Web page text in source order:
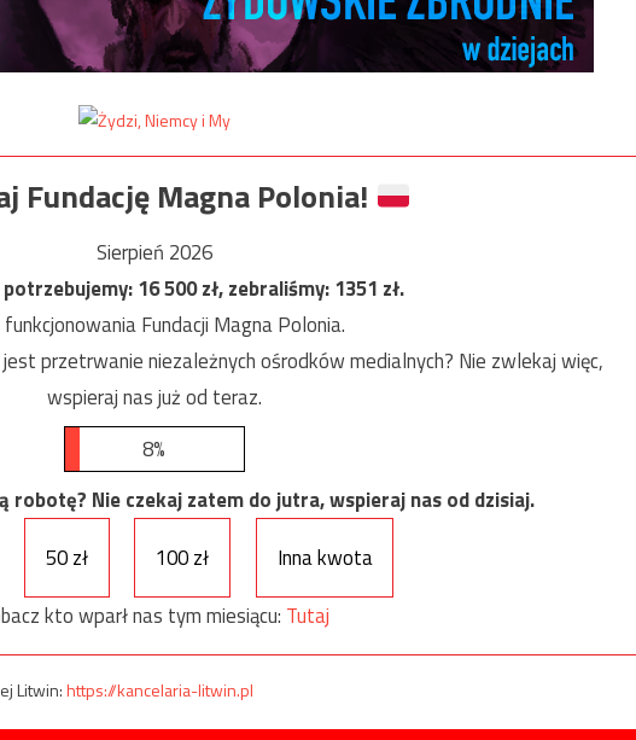
Fundację Magna Polonia!
Sierpień 2026
16 500zł, zebraliśmy:1351 zł.
Fundacji Magna Polonia.
przetrwanie niezależnych ośrodków medialnych? Nie zwlekaj więc,
wspieraj nas już od teraz.
8%
robotę? Nie czekaj zatem do jutra, wspieraj nas od dzisiaj.
50 zł 100 zł
Inna kwota
kto wparł nas tym miesiącu: Tutaj
Litwin:https://kancelaria-litwin.pl